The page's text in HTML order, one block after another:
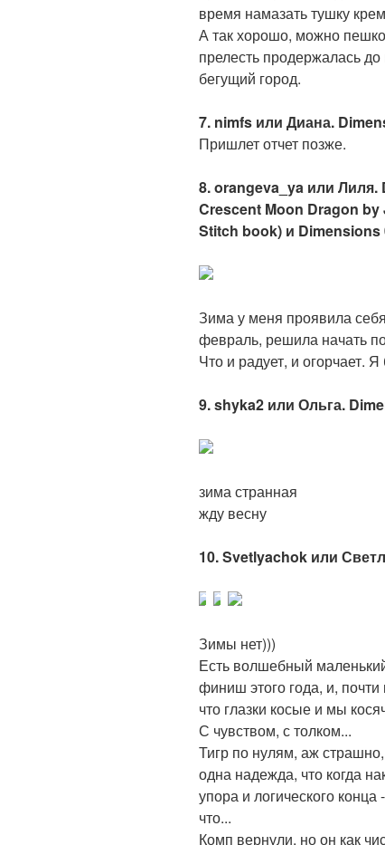
время намазать тушку
А так хорошо, можно
прелесть продержалась
бегущий город.
7. nimfs или Диана.
Пришлет отчет позже.
8. orangeva_ya или
Crescent Moon Dragon
Stitch book) и
Зима у меня проявила
февраль, решила начать
Что и радует, и огорчает. Я
9. shyka2 или Ольга.
зима странная
жду весну
10. Svetlyachok или
Зимы нет)))
Есть волшебный
финиш этого года, и,
что глазки косые и мы
С чувством, с толком...
Тигр по нулям, аж
одна надежда, что когда
упора и логического
что...
Комп вернули, но он как